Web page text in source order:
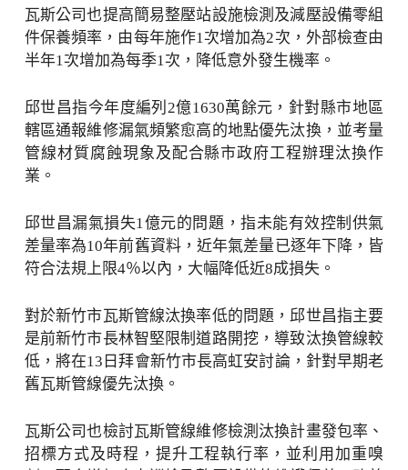
瓦斯公司也提高簡易整壓站設施檢測及減壓設備零組
件保養頻率，由每年施作1次增加為2次，外部檢查由
半年1次增加為每季1次，降低意外發生機率。
邱世昌指今年度編列2億1630萬餘元，針對縣市地區
轄區通報維修漏氣頻繁愈高的地點優先汰換，並考量
管線材質腐蝕現象及配合縣市政府工程辦理汰換作
業。
邱世昌漏氣損失1億元的問題，指未能有效控制供氣
差量率為10年前舊資料，近年氣差量已逐年下降，皆
符合法規上限4％以內，大幅降低近8成損失。
對於新竹市瓦斯管線汰換率低的問題，邱世昌指主要
是前新竹市長林智堅限制道路開挖，導致汰換管線較
低，將在13日拜會新竹市長高虹安討論，針對早期老
舊瓦斯管線優先汰換。
瓦斯公司也檢討瓦斯管線維修檢測汰換計畫發包率、
招標方式及時程，提升工程執行率，並利用加重嗅